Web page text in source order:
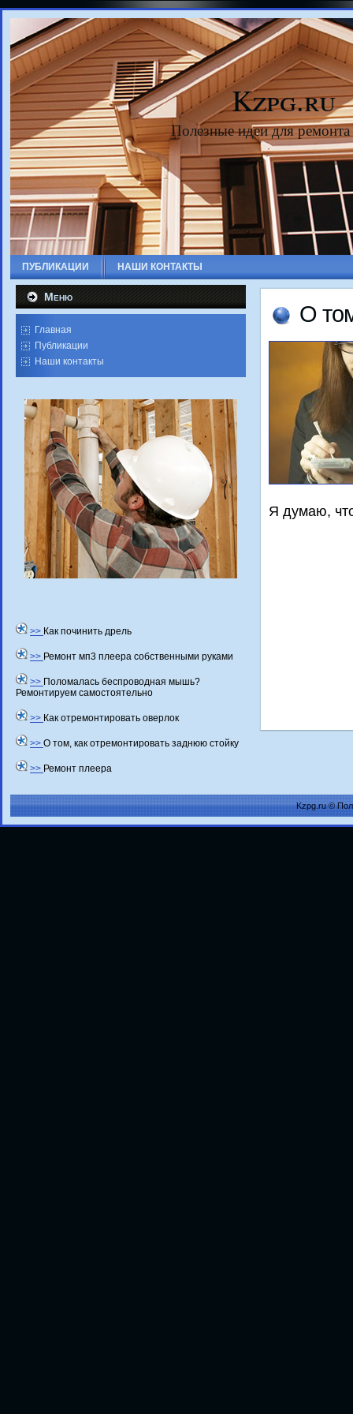
Kzpg.ru
Полезные идеи для
ПУБЛИКАЦИИ НАШИ КОНТАКТЫ
Меню
Главная
Публикации
Наши контакты
>> Как починить дрель
>> Ремонт мп3 плеера собственными руками
>> Поломалась беспроводная мышь?
Ремонтируем самостоятельно
>> Как отремонтировать оверлок
>> О том, как отремонтировать заднюю стойку
>> Ремонт плеера
О
Я думаю,
Kzpg.ru ©